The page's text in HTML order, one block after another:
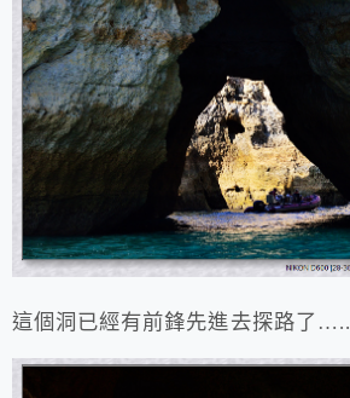
這個洞已經有前鋒先進去探路了…..